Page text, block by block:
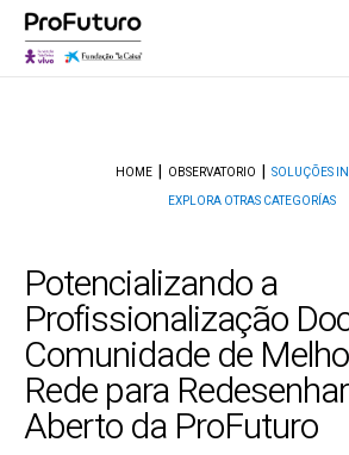
HOME OBSERVATORIO
SOLUÇÕES
EXPLORA OTRAS CATEGORÍAS
Potencializando a
Profissionalização
Comunidade de
Rede para
Aberto da ProFuturo